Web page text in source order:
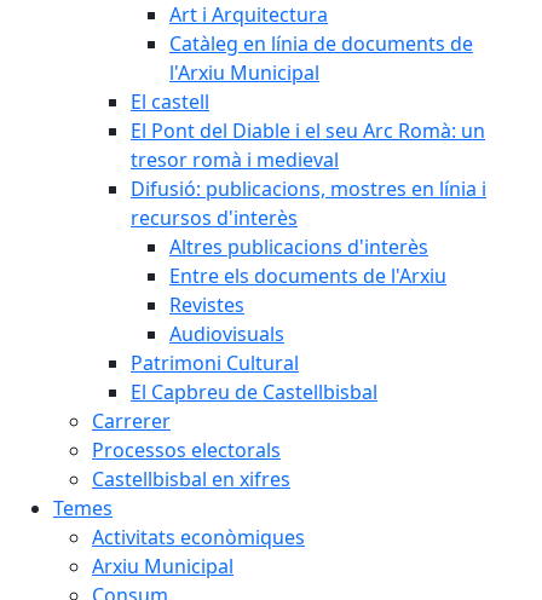
Art i Arquitectura
Catàleg en línia de documents de
l'Arxiu Municipal
El castell
El Pont del Diable i el seu Arc Romà: un
tresor romà i medieval
Difusió: publicacions, mostres en línia i
recursos d'interès
Altres publicacions d'interès
Entre els documents de l'Arxiu
Revistes
Audiovisuals
Patrimoni Cultural
El Capbreu de Castellbisbal
Carrerer
Processos electorals
Castellbisbal en xifres
Temes
Activitats econòmiques
Arxiu Municipal